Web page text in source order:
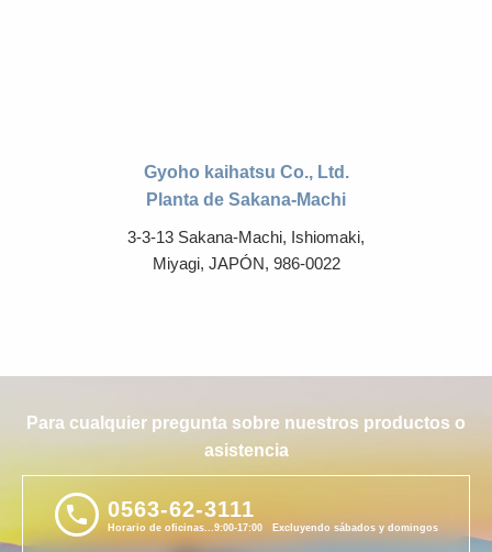
Gyoho kaihatsu Co., Ltd.
Planta de Sakana-Machi
3-3-13 Sakana-Machi, Ishiomaki,
Miyagi, JAPÓN, 986-0022
Para cualquier pregunta sobre nuestros productos o
asistencia
phone 0563-62-3111
Horario de oficinas...9:00-17:00 Excluyendo sábados y domingos